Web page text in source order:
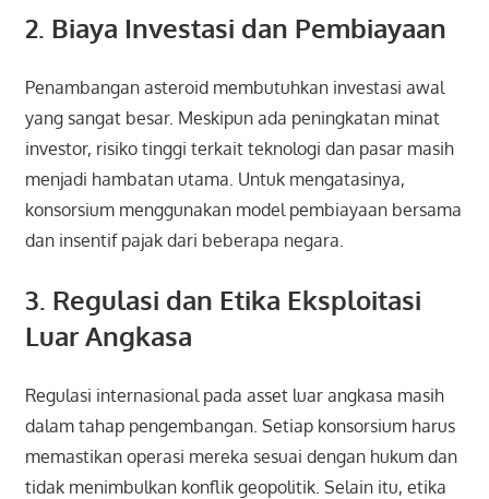
2. Biaya Investasi dan Pembiayaan
Penambangan asteroid membutuhkan investasi awal
yang sangat besar. Meskipun ada peningkatan minat
investor, risiko tinggi terkait teknologi dan pasar masih
menjadi hambatan utama. Untuk mengatasinya,
konsorsium menggunakan model pembiayaan bersama
dan insentif pajak dari beberapa negara.
3. Regulasi dan Etika Eksploitasi
Luar Angkasa
Regulasi internasional pada asset luar angkasa masih
dalam tahap pengembangan. Setiap konsorsium harus
memastikan operasi mereka sesuai dengan hukum dan
tidak menimbulkan konflik geopolitik. Selain itu, etika